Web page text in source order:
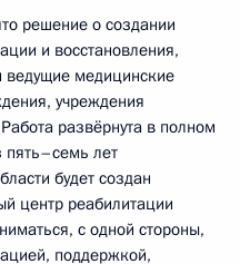
решение о создании
и восстановления,
ведущие медицинские
учреждения
развёрнута в полном
лет
будет создан
центр реабилитации
с одной стороны,
поддержкой,